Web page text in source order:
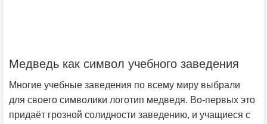
Медведь как символ учебного заведения
Многие учебные заведения по всему миру выбрали
для своего символики логотип медведя. Во-первых это
придаёт грозной солидности заведению, и учащиеся с